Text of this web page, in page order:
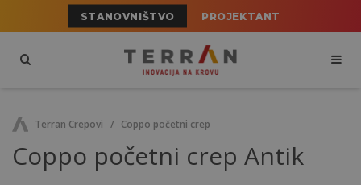
STANOVNIŠTVO PROJEKTANT
Terran Crepovi Coppo početni crep
Coppo početni crep Antik